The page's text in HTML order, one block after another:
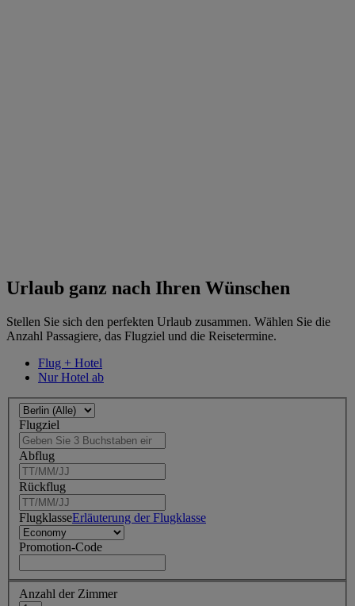
Urlaub ganz nach Ihren Wünschen
Stellen Sie sich den perfekten Urlaub zusammen. Wählen Sie die
Anzahl Passagiere, das Flugziel und die Reisetermine.
Flug + Hotel
Nur Hotel ab
Flugziel
Abflug
Rückflug
FlugklasseErläuterung der Flugklasse
Promotion-Code
Anzahl der Zimmer